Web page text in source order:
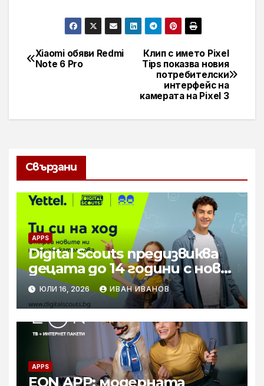
Навигация
Клип с името Pixel
Tips показва новия
потребителски
интерфейс на
камерата на Pixel 3
Xiaomi обяви Redmi
Note 6 Pro
Свързани
APPS
Digital Scouts предизвиква
децата до 14 години с нова
онлайн игра
ЮЛИ 16, 2026 ИВАН ИВАНОВ
APPS
EON APP: модерната